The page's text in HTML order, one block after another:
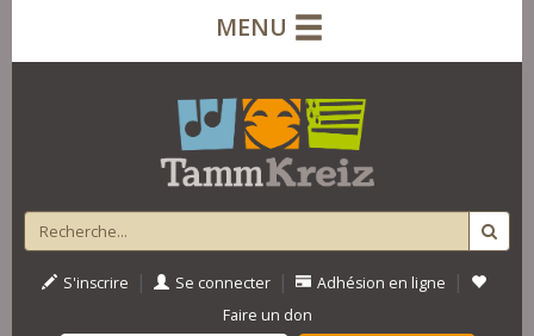
MENU
S'inscrire | Se connecter | Adhésion en ligne |
Faire un don